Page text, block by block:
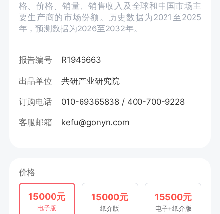
格、价格、销量、销售收入及全球和中国市场主
要生产商的市场份额。历史数据为2021至2025
年，预测数据为2026至2032年。
报告编号 R1946663
出品单位 共研产业研究院
订购电话 010-69365838 / 400-700-9228
客服邮箱 kefu@gonyn.com
价格
15000元
电子版
15000元
纸介版
15500元
电子+纸介版